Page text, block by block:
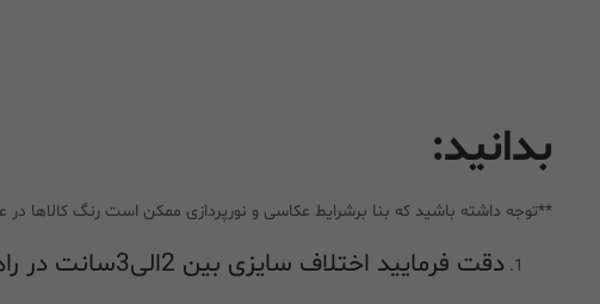
بدانید:
**توجه داشته باشید که بنا برشرایط عکاسی و نورپردازی ممکن است رنگ کالاها
دقت فرمایید اختلاف سایزی بین 2الی3سانت در راهنمای اندازه گیری طبیعی بوده و جز اشکال در اندازه گیری محسوب نمیشود